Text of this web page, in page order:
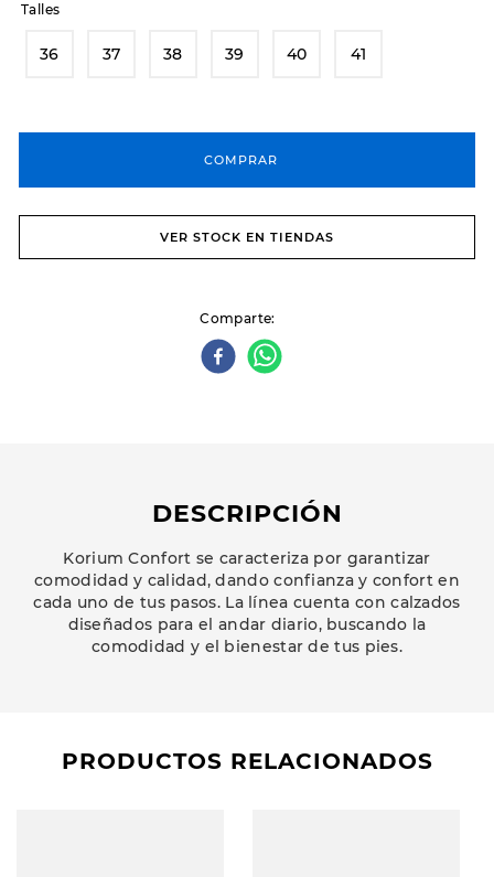
Talles
36 37 38 39 40 41
COMPRAR
VER STOCK EN TIENDAS
Comparte
DESCRIPCIÓN
Korium Confort se caracteriza por garantizar
comodidad y calidad, dando confianza y confort en
cada uno de tus pasos. La línea cuenta con calzados
diseñados para el andar diario, buscando la
comodidad y el bienestar de tus pies.
PRODUCTOS RELACIONADOS